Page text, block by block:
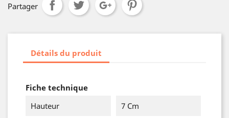
Partager
Détails du produit
Fiche technique
Hauteur
7 Cm